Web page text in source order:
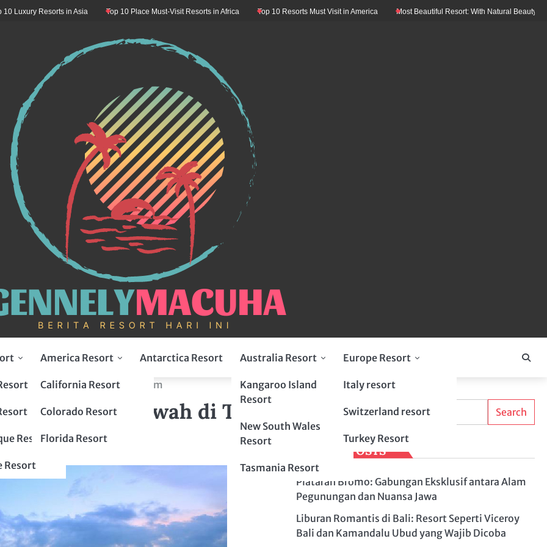
Resorts in Asia Top 10 Place Must-Visit Resorts in Africa Top 10 Resorts Must Visit in America Most Beautiful Resort: With Natural Beauty In The
Resort
Resort
America Resort
California Resort
Colorado Resort
Florida Resort
Antarctica Resort Australia Resort
Kangaroo Island
Resort
New South Wales
Resort
Tasmania Resort
Europe Resort
Italy resort
Switzerland resort
Turkey Resort
Hunian Mewah di Tengah Alam
Hunian Mewah di Tengah
Search
Search
LATEST POSTS
Plataran Bromo: Gabungan Eksklusif antara Alam
Pegunungan dan Nuansa Jawa
Liburan Romantis di Bali: Resort Seperti Viceroy
Bali dan Kamandalu Ubud yang Wajib Dicoba